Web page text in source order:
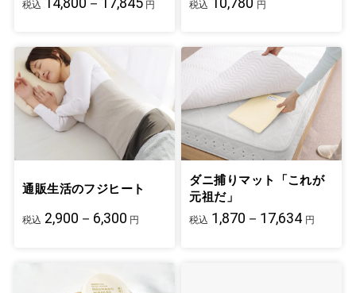
税込 円 税込 円
通販生活のフジヒート
税込 2,900－6,300 円
ダニ捕りマット「これが
元祖だ」
税込 1,870－17,634 円